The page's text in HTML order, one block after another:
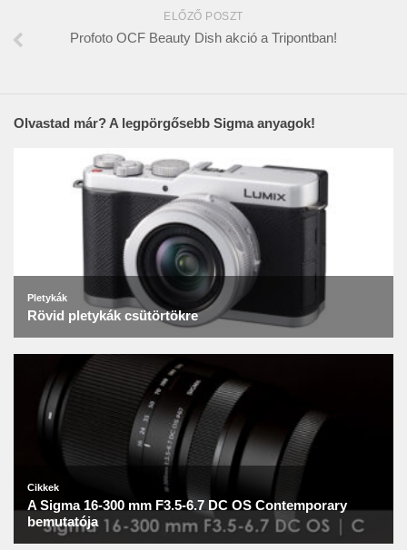
ELŐZŐ POSZT
Profoto OCF Beauty Dish akció a Tripontban!
Olvastad már? A legpörgősebb Sigma anyagok!